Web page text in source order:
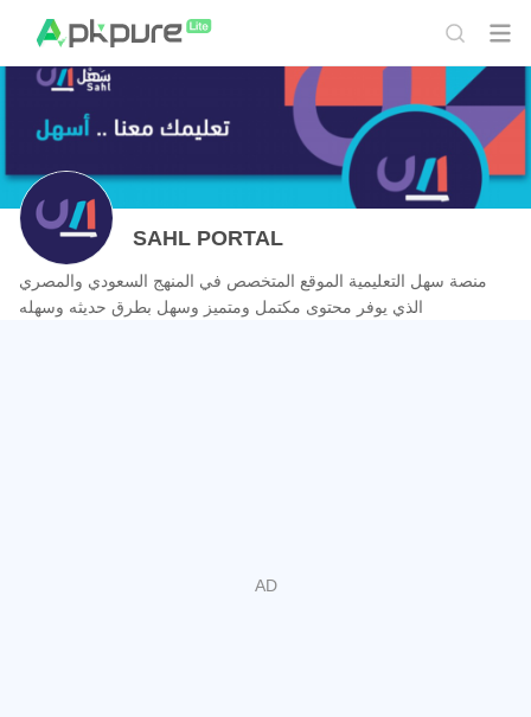
SAHL PORTAL
منصة سهل التعليمية الموقع المتخصص في المنهج السعودي والمصري
الذي يوفر محتوى مكتمل ومتميز وسهل بطرق حديثه وسهله